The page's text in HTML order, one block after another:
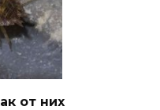
от них